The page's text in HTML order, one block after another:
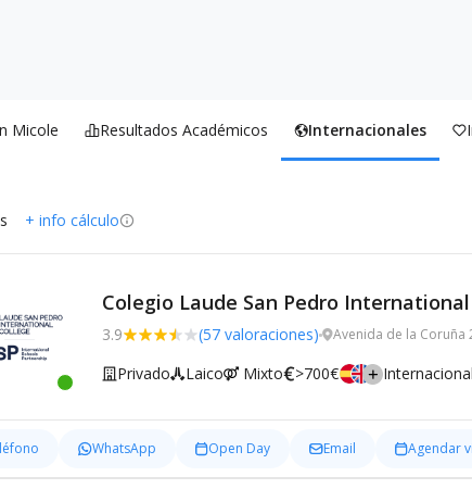
Micole Resultados Académicos Internacionales
+ info cálculo
Colegio Laude San Pedro
3.9 (57 valoraciones) Avenida de la Coruña
Privado Laico Mixto >700€ Internacional
WhatsApp Open Day Email Agendar